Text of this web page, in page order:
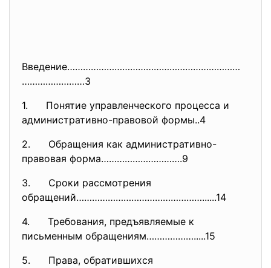
Введение…………………………………………………………
……………………3
1. Понятие управленческого процесса и
административно-правовой формы..4
2. Обращения как административно-
правовая форма………………………….9
3. Сроки рассмотрения
обращений…………………………………………......14
4. Требования, предъявляемые к
письменным обращениям……………….....15
5. Права, обратившихся